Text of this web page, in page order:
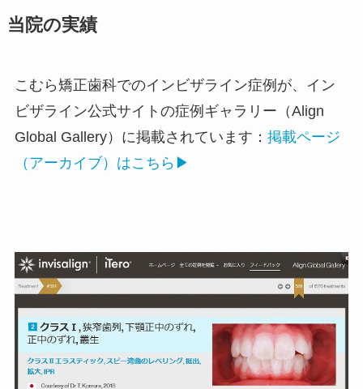
当院の実績
こむら矯正歯科でのインビザライン症例が、イン
ビザライン公式サイトの症例ギャラリー（Align
Global Gallery）に掲載されています： 掲載ページ
（アーカイブ）はこちら▶